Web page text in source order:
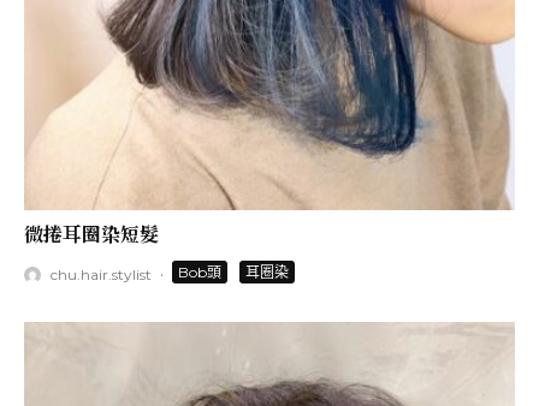
微捲耳圈染短髮
chu.hair.stylist · Bob頭 耳圈染